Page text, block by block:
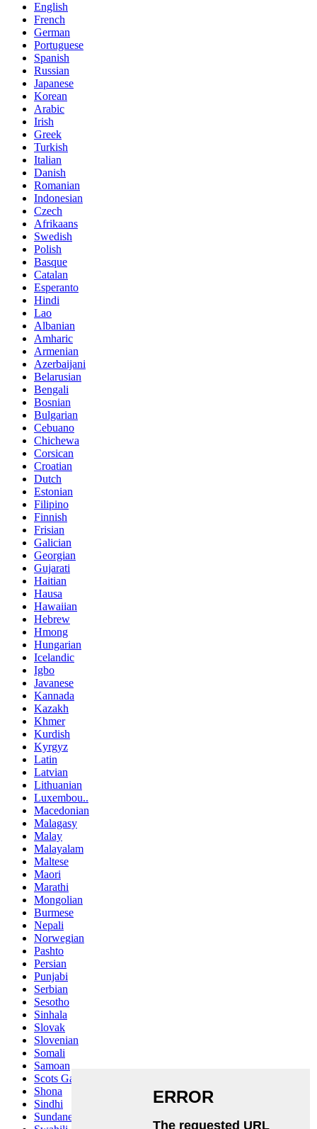
English
French
German
Portuguese
Spanish
Russian
Japanese
Korean
Arabic
Irish
Greek
Turkish
Italian
Danish
Romanian
Indonesian
Czech
Afrikaans
Swedish
Polish
Basque
Catalan
Esperanto
Hindi
Lao
Albanian
Amharic
Armenian
Azerbaijani
Belarusian
Bengali
Bosnian
Bulgarian
Cebuano
Chichewa
Corsican
Croatian
Dutch
Estonian
Filipino
Finnish
Frisian
Galician
Georgian
Gujarati
Haitian
Hausa
Hawaiian
Hebrew
Hmong
Hungarian
Icelandic
Igbo
Javanese
Kannada
Kazakh
Khmer
Kurdish
Kyrgyz
Latin
Latvian
Lithuanian
Luxembou..
Macedonian
Malagasy
Malay
Malayalam
Maltese
Maori
Marathi
Mongolian
Burmese
Nepali
Norwegian
Pashto
Persian
Punjabi
Serbian
Sesotho
Sinhala
Slovak
Slovenian
Somali
Samoan
Scots Gaelic
Shona
Sindhi
Sundanese